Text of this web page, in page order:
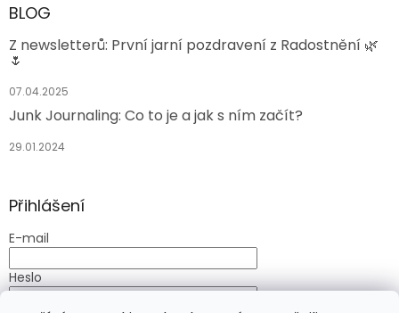
BLOG
Z newsletterů: První jarní pozdravení z Radostnění 🌿
🌷
07.04.2025
Junk Journaling: Co to je a jak s ním začít?
29.01.2024
Přihlášení
E-mail
Heslo